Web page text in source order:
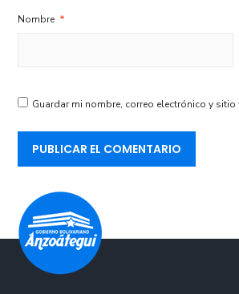
Nombre *
Guardar mi nombre, correo electrónico y